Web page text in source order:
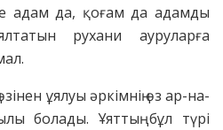
адам да, қоғам да адамды
рухани ауруларға
ұялуы әркімнің өз ар-на-
болады. Ұяттың бұл түрі